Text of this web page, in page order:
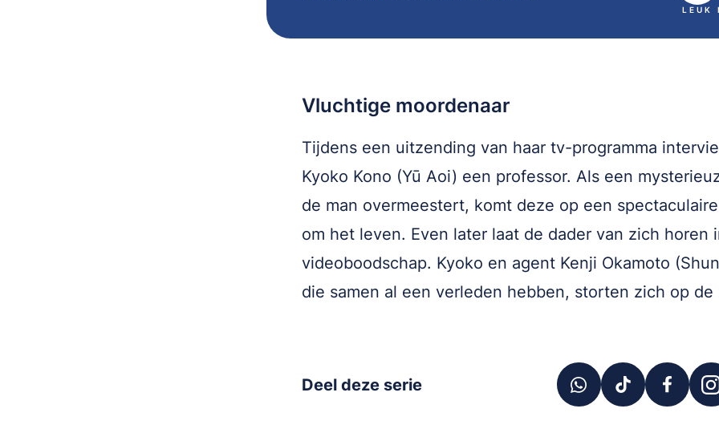
LEUK
Vluchtige moordenaar
Tijdens een uitzending van haar tv-programma
Kyoko Kono (Yū Aoi) een professor. Als een
de man overmeestert, komt deze op een
om het leven. Even later laat de dader van zich horen
videoboodschap. Kyoko en agent Kenji Okamoto
die samen al een verleden hebben, storten zich op de
Deel deze serie